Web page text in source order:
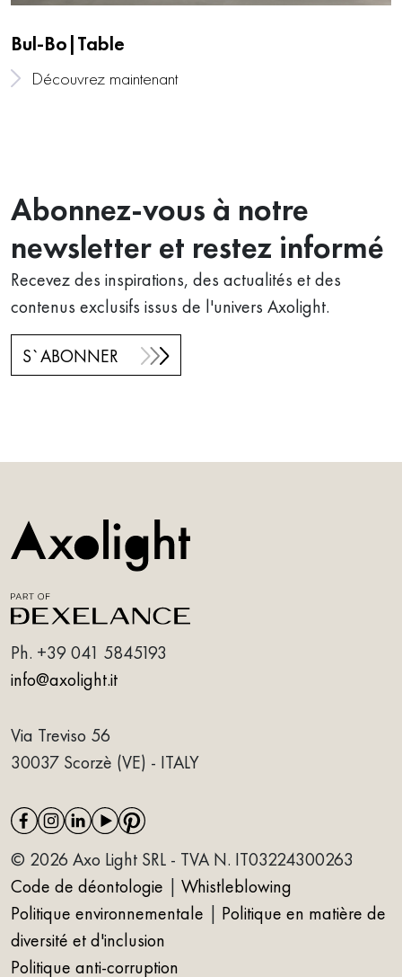
Bul-Bo|Table
Découvrez maintenant
Abonnez-vous à notre
newsletter et restez informé
Recevez des inspirations, des actualités et des
contenus exclusifs issus de l'univers Axolight.
S`ABONNER
Ph. +39 041 5845193
info@axolight.it
Via Treviso 56
30037 Scorzè (VE) - ITALY
© 2026 Axo Light SRL - TVA N. IT03224300263
Code de déontologie | Whistleblowing
Politique environnementale | Politique en matière de
diversité et d'inclusion
Politique anti-corruption